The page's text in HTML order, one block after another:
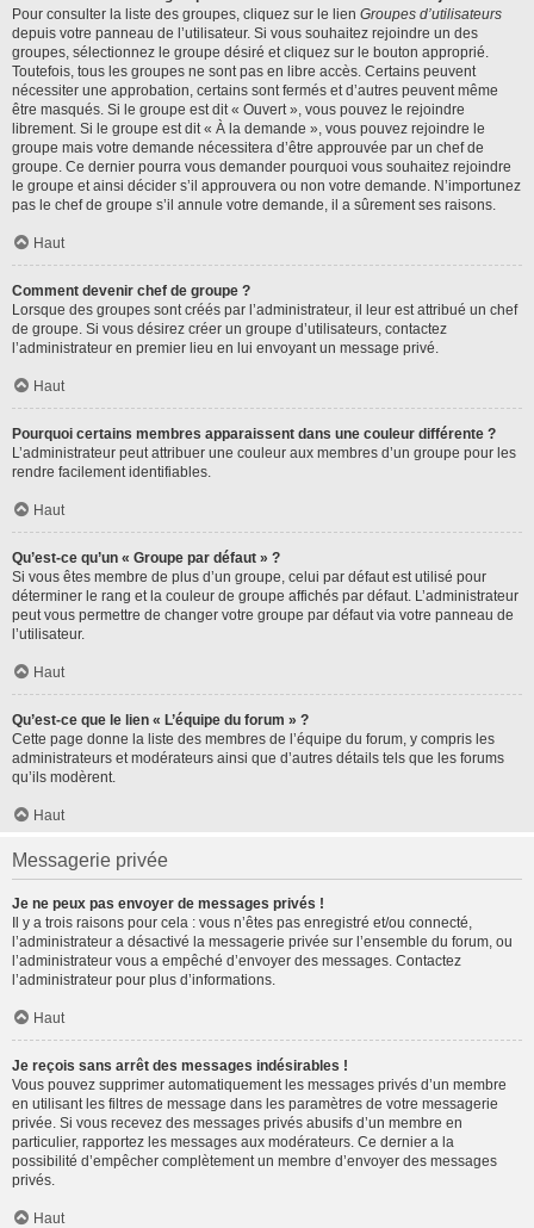
Pour consulter la liste des groupes, cliquez sur le lien Groupes d’utilisateurs
depuis votre panneau de l’utilisateur. Si vous souhaitez rejoindre un des
groupes, sélectionnez le groupe désiré et cliquez sur le bouton approprié.
Toutefois, tous les groupes ne sont pas en libre accès. Certains peuvent
nécessiter une approbation, certains sont fermés et d’autres peuvent même
être masqués. Si le groupe est dit « Ouvert », vous pouvez le rejoindre
librement. Si le groupe est dit « À la demande », vous pouvez rejoindre le
groupe mais votre demande nécessitera d’être approuvée par un chef de
groupe. Ce dernier pourra vous demander pourquoi vous souhaitez rejoindre
le groupe et ainsi décider s’il approuvera ou non votre demande. N’importunez
pas le chef de groupe s’il annule votre demande, il a sûrement ses raisons.
Haut
Comment devenir chef de groupe ?
Lorsque des groupes sont créés par l’administrateur, il leur est attribué un chef
de groupe. Si vous désirez créer un groupe d’utilisateurs, contactez
l’administrateur en premier lieu en lui envoyant un message privé.
Haut
Pourquoi certains membres apparaissent dans une couleur différente ?
L’administrateur peut attribuer une couleur aux membres d’un groupe pour les
rendre facilement identifiables.
Haut
Qu’est-ce qu’un « Groupe par défaut » ?
Si vous êtes membre de plus d’un groupe, celui par défaut est utilisé pour
déterminer le rang et la couleur de groupe affichés par défaut. L’administrateur
peut vous permettre de changer votre groupe par défaut via votre panneau de
l’utilisateur.
Haut
Qu’est-ce que le lien « L’équipe du forum » ?
Cette page donne la liste des membres de l’équipe du forum, y compris les
administrateurs et modérateurs ainsi que d’autres détails tels que les forums
qu’ils modèrent.
Haut
Messagerie privée
Je ne peux pas envoyer de messages privés !
Il y a trois raisons pour cela : vous n’êtes pas enregistré et/ou connecté,
l’administrateur a désactivé la messagerie privée sur l’ensemble du forum, ou
l’administrateur vous a empêché d’envoyer des messages. Contactez
l’administrateur pour plus d’informations.
Haut
Je reçois sans arrêt des messages indésirables !
Vous pouvez supprimer automatiquement les messages privés d’un membre
en utilisant les filtres de message dans les paramètres de votre messagerie
privée. Si vous recevez des messages privés abusifs d’un membre en
particulier, rapportez les messages aux modérateurs. Ce dernier a la
possibilité d’empêcher complètement un membre d’envoyer des messages
privés.
Haut